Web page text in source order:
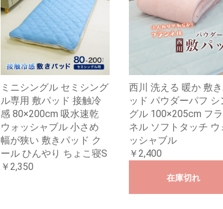
ミニシングル セミシング
ル専用 敷パッド 接触冷
感 80×200cm 吸水速乾
ウォッシャブル 小さめ
幅が狭い 敷きパッド ク
ール ひんやり ちょこ寝S
￥2,350
西川 洗える 暖か 敷
ッド パウダーパフ シ
グル 100×205cm フ
ネル ソフトタッチ ウ
ッシャブル
￥2,400
在庫切れ